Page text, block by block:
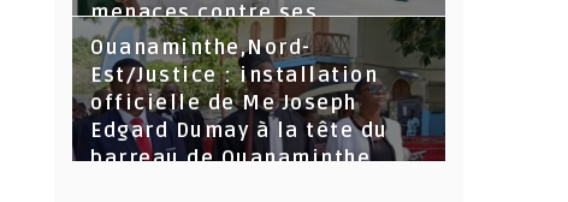
menaces contre ses
dirigeants
Ouanaminthe,Nord-
Est/Justice : installation
officielle de Me Joseph
Edgard Dumay à la tête du
barreau de Ouanaminthe.